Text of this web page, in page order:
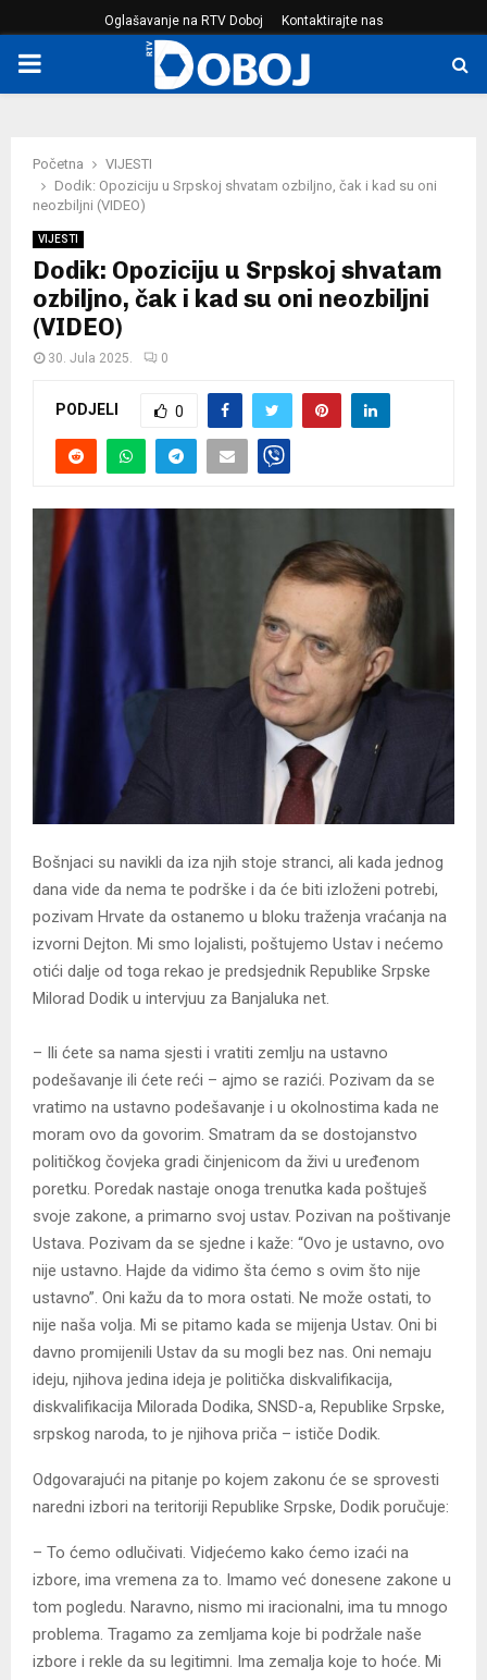
Oglašavanje na RTV Doboj Kontaktirajte nas
PRIMARY
Početna
VIJESTI
Dodik: Opoziciju u Srpskoj shvatam ozbiljno, čak i kad su oni
neozbiljni (VIDEO)
VIJESTI
Dodik: Opoziciju u Srpskoj shvatam
ozbiljno, čak i kad su oni neozbiljni
(VIDEO)
30. Jula 2025. 0
PODJELI 0
Bošnjaci su navikli da iza njih stoje stranci, ali kada jednog
dana vide da nema te podrške i da će biti izloženi potrebi,
pozivam Hrvate da ostanemo u bloku traženja vraćanja na
izvorni Dejton. Mi smo lojalisti, poštujemo Ustav i nećemo
otići dalje od toga rekao je predsjednik Republike Srpske
Milorad Dodik u intervjuu za Banjaluka net.
– Ili ćete sa nama sjesti i vratiti zemlju na ustavno
podešavanje ili ćete reći – ajmo se razići. Pozivam da se
vratimo na ustavno podešavanje i u okolnostima kada ne
moram ovo da govorim. Smatram da se dostojanstvo
političkog čovjeka gradi činjenicom da živi u uređenom
poretku. Poredak nastaje onoga trenutka kada poštuješ
svoje zakone, a primarno svoj ustav. Pozivan na poštivanje
Ustava. Pozivam da se sjedne i kaže: “Ovo je ustavno, ovo
nije ustavno. Hajde da vidimo šta ćemo s ovim što nije
ustavno”. Oni kažu da to mora ostati. Ne može ostati, to
nije naša volja. Mi se pitamo kada se mijenja Ustav. Oni bi
davno promijenili Ustav da su mogli bez nas. Oni nemaju
ideju, njihova jedina ideja je politička diskvalifikacija,
diskvalifikacija Milorada Dodika, SNSD-a, Republike Srpske,
srpskog naroda, to je njihova priča – ističe Dodik.
Odgovarajući na pitanje po kojem zakonu će se sprovesti
naredni izbori na teritoriji Republike Srpske, Dodik poručuje:
– To ćemo odlučivati. Vidjećemo kako ćemo izaći na
izbore, ima vremena za to. Imamo već donesene zakone u
tom pogledu. Naravno, nismo mi iracionalni, ima tu mnogo
problema. Tragamo za zemljama koje bi podržale naše
izbore i rekle da su legitimni. Ima zemalja koje to hoće. Mi